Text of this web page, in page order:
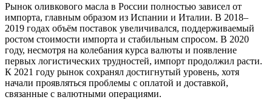
Рынок оливкового масла в России полностью зависел от
импорта, главным образом из Испании и Италии. В 2018–
2019 годах объём поставок увеличивался, поддерживаемый
ростом стоимости импорта и стабильным спросом. В 2020
году, несмотря на колебания курса валюты и появление
первых логистических трудностей, импорт продолжил расти.
К 2021 году рынок сохранял достигнутый уровень, хотя
начали проявляться проблемы с оплатой и доставкой,
связанные с валютными операциями.